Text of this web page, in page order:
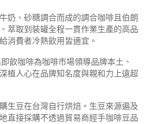
奶、砂糖調合而成的調合咖啡且伯朗
萃取到裝罐全程一貫作業生產的高品
消費者冷熱飲用皆適宜。
飲咖啡為咖啡市場領導品牌本土、
植人心在品牌知名度與親和力上遠超
生豆在台灣自行烘焙。生豆來源遍及
直接採購不透過貿易商經手咖啡豆品